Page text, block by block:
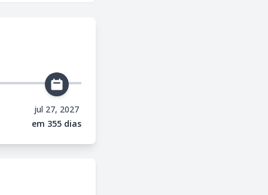
jul 27, 2027
em 355 dias